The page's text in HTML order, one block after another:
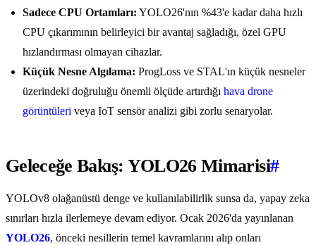
Sadece CPU Ortamları: YOLO26'nın %43'e kadar daha hızlı
CPU çıkarımının belirleyici bir avantaj sağladığı, özel GPU
hızlandırması olmayan cihazlar.
Küçük Nesne Algılama: ProgLoss ve STAL'ın küçük nesneler
üzerindeki doğruluğu önemli ölçüde artırdığı hava drone
görüntüleri veya IoT sensör analizi gibi zorlu senaryolar.
Geleceğe Bakış: YOLO26 Mimarisi#
YOLOv8 olağanüstü denge ve kullanılabilirlik sunsa da, yapay zeka
sınırları hızla ilerlemeye devam ediyor. Ocak 2026'da yayınlanan
YOLO26, önceki nesillerin temel kavramlarını alıp onları